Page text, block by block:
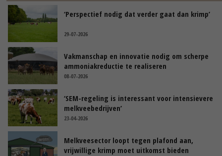
‘Perspectief nodig dat verder gaat dan krimp’
29-07-2026
Vakmanschap en innovatie nodig om scherpe
ammoniakreductie te realiseren
08-07-2026
‘SEM-regeling is interessant voor intensievere
melkveebedrijven’
23-04-2026
Melkveesector loopt tegen plafond aan,
vrijwillige krimp moet uitkomst bieden